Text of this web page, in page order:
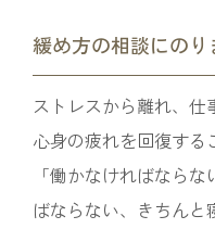
緩め方の相談にのり
ストレスから離れ、
心身の疲れを回復する
「働かなければなら
ばならない、きちん